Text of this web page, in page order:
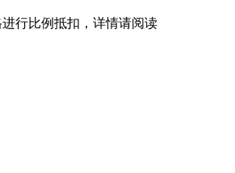
行比例抵扣，详情请阅读